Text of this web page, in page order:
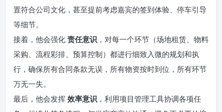
置符合公司文化，甚至提前考虑嘉宾的签到体验、停车引导
等细节。
接着，他会强化 责任意识 ，对每一个环节（场地租赁、物料
采购、流程彩排、预算控制）都进行细致入微的规划和执
行，确保所有合同条款无误，所有物资按时到位，所有环节
万无一失。
最后，他会发挥 效率意识 ，利用项目管理工具协调各项任